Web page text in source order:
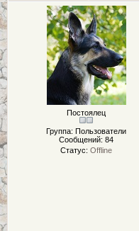
Постоялец
Группа: Пользователи
Сообщений: 84
Статус: Offline